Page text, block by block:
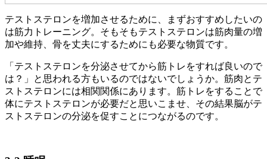
テストステロンを増加させるために、まずおすすめしたいの
は筋力トレーニング。そもそもテストステロンは筋肉量の増
加や維持、骨を丈夫にするためにも必要な物質です。
「テストステロンを分泌させてから筋トレをすれば良いので
は？」と思われる方もいるのではないでしょうか。筋肉とテ
ストステロンには相関関係にあります。筋トレをすることで
体にテストステロンが必要だと思いこませ、その結果脳がテ
ストステロンの分泌を促すことにつながるのです。